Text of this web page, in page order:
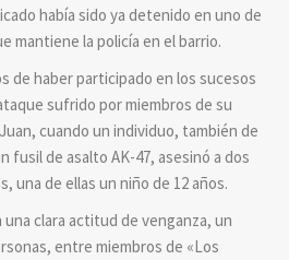
había sido ya detenido en uno de
mantiene la policía en el barrio.
de haber participado en los sucesos
sufrido por miembros de su
cuando un individuo, también de
fusil de asalto AK-47, asesinó a dos
una de ellas un niño de 12 años.
clara actitud de venganza, un
entre miembros de «Los